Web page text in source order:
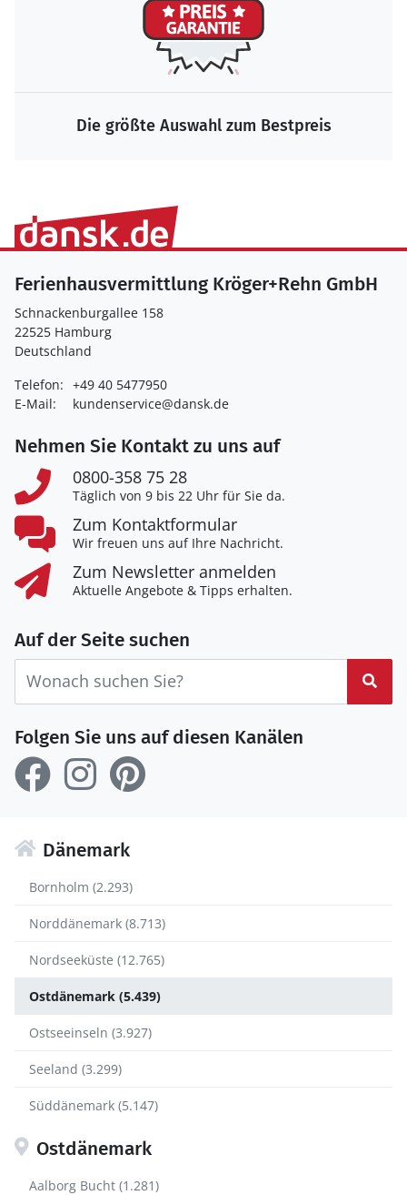
Die größte Auswahl zum Bestpreis
Ferienhausvermittlung Kröger+Rehn GmbH
Schnackenburgallee 158
22525 Hamburg
Deutschland
Telefon: +49 40 5477950
E-Mail:
kundenservice@dansk.de
Nehmen Sie Kontakt zu uns auf
0800-358 75 28
Täglich von 9 bis 22 Uhr für Sie da.
Zum Kontaktformular
Wir freuen uns auf Ihre Nachricht.
Zum Newsletter anmelden
Aktuelle Angebote & Tipps erhalten.
Auf der Seite suchen
Folgen Sie uns auf diesen Kanälen
Dänemark
Bornholm (2.293)
Norddänemark (8.713)
Nordseeküste (12.765)
Ostdänemark (5.439)
Ostseeinseln (3.927)
Seeland (3.299)
Süddänemark (5.147)
Ostdänemark
Aalborg Bucht (1.281)